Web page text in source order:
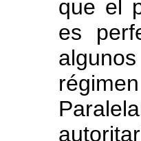
que el
es